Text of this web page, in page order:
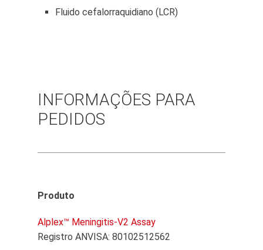
Fluido cefalorraquidiano (LCR)
INFORMAÇÕES PARA
PEDIDOS
Produto
Alplex™ Meningitis-V2 Assay
Registro ANVISA: 80102512562